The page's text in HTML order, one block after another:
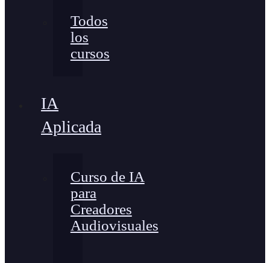
Todos
los
cursos
IA
Aplicada
Curso de IA
para
Creadores
Audiovisuales